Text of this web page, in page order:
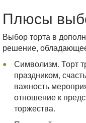
Плюсы
Выбор торта в
решение,
Символизм. Торт
праздником,
важность
отношение к
торжества.